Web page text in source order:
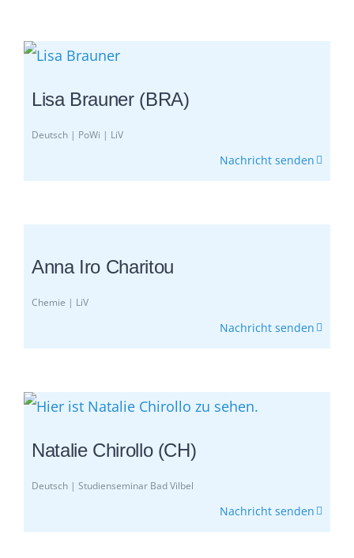
Lisa Brauner (BRA)
Deutsch | PoWi | LiV
Nachricht senden
Anna Iro Charitou
Chemie | LiV
Nachricht senden
Natalie Chirollo (CH)
Deutsch | Studienseminar Bad Vilbel
Nachricht senden